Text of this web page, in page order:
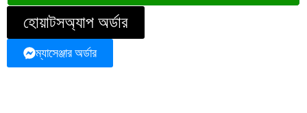
হোয়াটসঅ্যাপ অর্ডার
ম্যাসেঞ্জার অর্ডার